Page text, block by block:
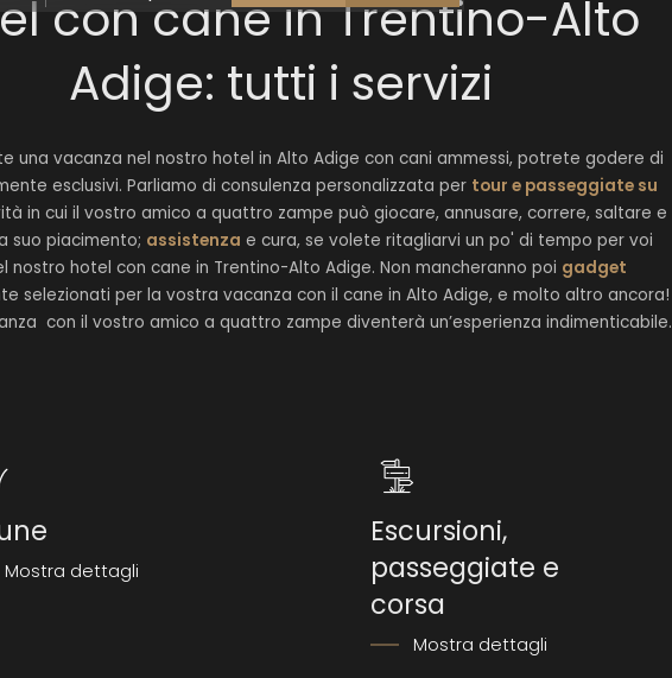
con cane in Trentino-Alto
Adige: tutti i servizi
una vacanza nel nostro hotel in Alto Adige con cani ammessi, potrete godere di
esclusivi. Parliamo di consulenza personalizzata per tour e passeggiate su
in cui il vostro amico a quattro zampe può giocare, annusare, correre, saltare e
suo piacimento; assistenza e cura, se volete ritagliarvi un po' di tempo per voi
nostro hotel con cane in Trentino-Alto Adige. Non mancheranno poi gadget
selezionati per la vostra vacanza con il cane in Alto Adige, e molto altro ancora!
con il vostro amico a quattro zampe diventerà un’esperienza indimenticabile.
Mostra dettagli
Escursioni,
passeggiate e
corsa
Mostra dettagli